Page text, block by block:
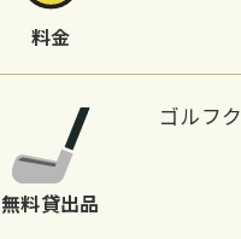
料金
無料貸出品
ゴルフ